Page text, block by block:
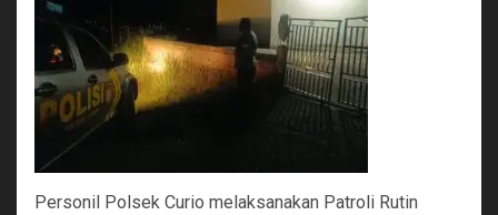
Personil Polsek Curio melaksanakan Patroli Rutin